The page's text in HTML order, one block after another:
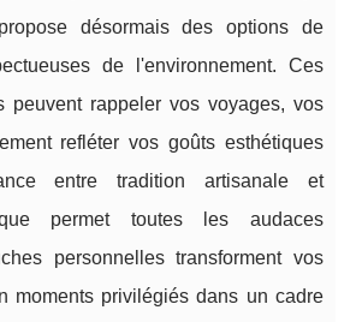
désormais des options de
de l'environnement. Ces
peuvent rappeler vos voyages, vos
refléter vos goûts esthétiques
entre tradition artisanale et
permet toutes les audaces
personnelles transforment vos
moments privilégiés dans un cadre